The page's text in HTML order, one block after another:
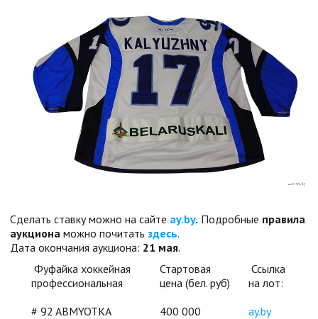
Сделать ставку можно на сайте ay.by. Подробные правила
аукциона можно почитать здесь.
Дата окончания аукциона: 21 мая.
Фуфайка хоккейная
профессиональная
Стартовая
цена (бел. руб)
Ссылка
на лот:
# 92 ABMYOTKA
400 000 ay.by